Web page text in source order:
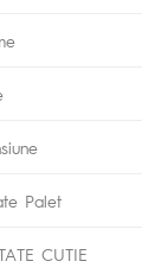
Palet
CUTIE